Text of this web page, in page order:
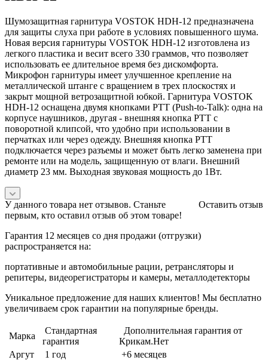
Шумозащитная гарнитура VOSTOK HDH-12 предназначена
для защиты слуха при работе в условиях повышенного шума.
Новая версия гарнитуры VOSTOK HDH-12 изготовлена из
легкого пластика и весит всего 330 граммов, что позволяет
использовать ее длительное время без дискомфорта.
Микрофон гарнитуры имеет улучшенное крепление на
металлической штанге с вращением в трех плоскостях и
закрыт мощной ветрозащитной юбкой. Гарнитура VOSTOK
HDH-12 оснащена двумя кнопками PTT (Push-to-Talk): одна на
корпусе наушников, другая - внешняя кнопка PTT с
поворотной клипсой, что удобно при использовании в
перчатках или через одежду. Внешняя кнопка PTT
подключается через разъемы и может быть легко заменена при
ремонте или на модель, защищенную от влаги. Внешний
диаметр 23 мм. Выходная звуковая мощность до 1Вт.
Оставить отзыв
У данного товара нет отзывов. Станьте
первым, кто оставил отзыв об этом товаре!
Гарантия 12 месяцев со дня продажи (отгрузки)
распространяется на:
портативные и автомобильные рации, ретрансляторы и
репитеры, видеорегистраторы и камеры, металлодетекторы
Уникальное предложение для наших клиентов! Мы бесплатно
увеличиваем срок гарантии на популярные бренды.
Марка
Стандартная
гарантия
Дополнительная гарантия от
Крикам.Нет
Аргут
1 год
+6 месяцев